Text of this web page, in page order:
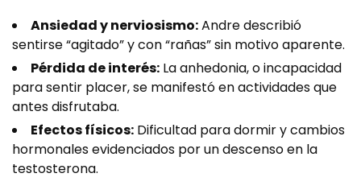
Ansiedad y nerviosismo:Andre describió
sentirse “agitado” y con “rañas” sin motivo aparente.
Pérdida de interés: La anhedonia, o incapacidad
para sentir placer, se manifestó en actividades que
antes disfrutaba.
Efectos físicos: Dificultad para dormir y cambios
hormonales evidenciados por un descenso en la
testosterona.